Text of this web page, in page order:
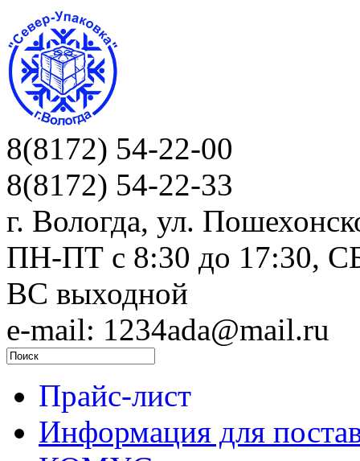
8(8172) 54-22-00
8(8172) 54-22-33
г. Вологда, ул.
ПН-ПТ c 8:30 до 17:30,
ВС выходной
e-mail: 1234ada@mail.ru
Прайс-лист
Информация для